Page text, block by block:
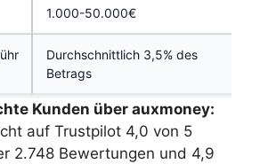
1.000-50.000€
Durchschnittlich 3,5% des
Betrags
Kunden über auxmoney:
auf Trustpilot 4,0 von 5
2.748 Bewertungen und 4,9